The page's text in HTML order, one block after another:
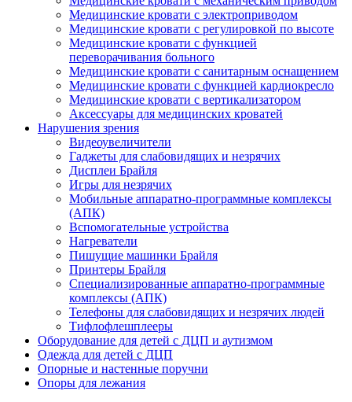
Медицинские кровати с электроприводом
Медицинские кровати с регулировкой по высоте
Медицинские кровати с функцией
переворачивания больного
Медицинские кровати с санитарным оснащением
Медицинские кровати с функцией кардиокресло
Медицинские кровати с вертикализатором
Аксессуары для медицинских кроватей
Нарушения зрения
Видеоувеличители
Гаджеты для слабовидящих и незрячих
Дисплеи Брайля
Игры для незрячих
Мобильные аппаратно-программные комплексы
(АПК)
Вспомогательные устройства
Нагреватели
Пишущие машинки Брайля
Принтеры Брайля
Специализированные аппаратно-программные
комплексы (АПК)
Телефоны для слабовидящих и незрячих людей
Тифлофлешплееры
Оборудование для детей с ДЦП и аутизмом
Одежда для детей с ДЦП
Опорные и настенные поручни
Опоры для лежания